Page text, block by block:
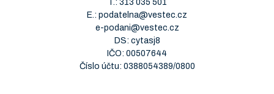
T.: 313 035 501
E.: podatelna@vestec.cz
e-podani@vestec.cz
DS: cytasj8
IČO: 00507644
Číslo účtu: 0388054389/0800